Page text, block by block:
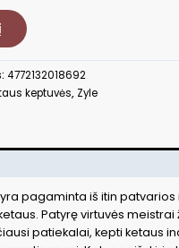
4772132018692
keptuvės, Zyle
yra pagaminta iš itin
Patyrę virtuvės meistrai
patiekalai, kepti ketaus